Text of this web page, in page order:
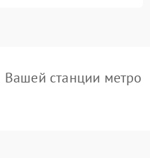
станции метро